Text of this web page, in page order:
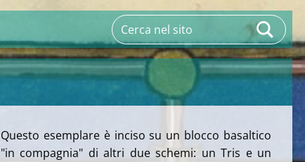
Questo esemplare è inciso su un blocco basaltico
"in compagnia" di altri due schemi: un Tris e un